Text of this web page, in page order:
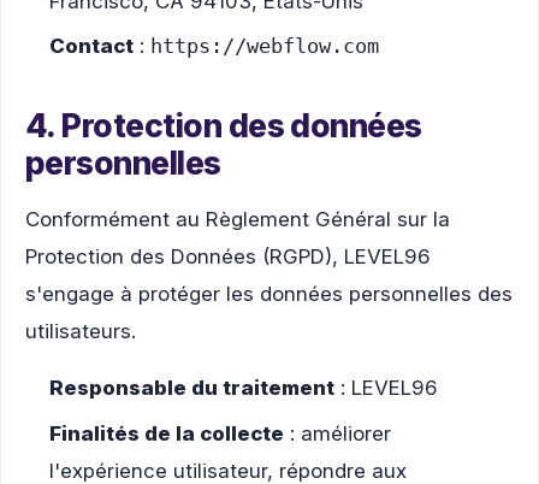
Contact : https://webflow.com
4. Protection des données
personnelles
Conformément au Règlement Général sur la
Protection des Données (RGPD), LEVEL96
s'engage à protéger les données personnelles des
utilisateurs.
Responsable du traitement : LEVEL96
Finalités de la collecte : améliorer
l'expérience utilisateur, répondre aux